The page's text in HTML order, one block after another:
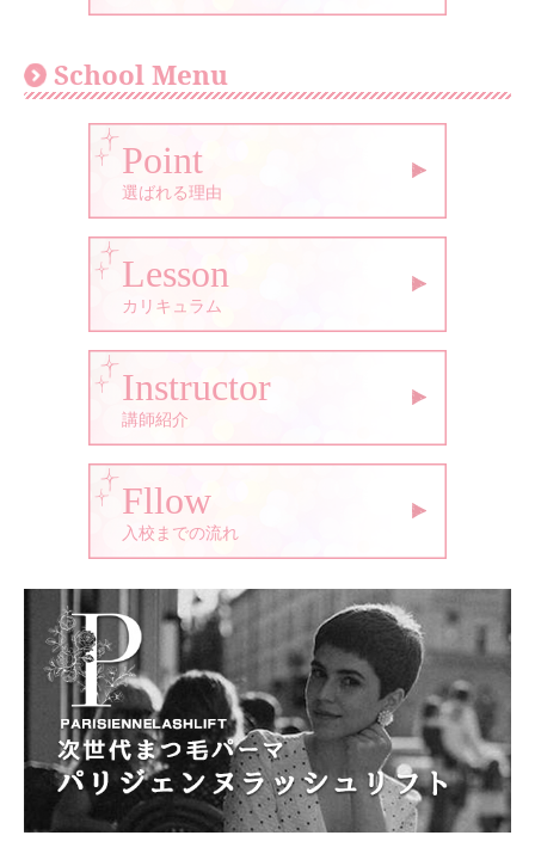
School Menu
Point
選ばれる理由
Lesson
カリキュラム
Instructor
講師紹介
Fllow
入校までの流れ